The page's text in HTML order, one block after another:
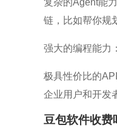
复杂的Agent能
链，比如帮你规
强大的编程能力
极具性价比的
企业用户和开发
豆包软件收费